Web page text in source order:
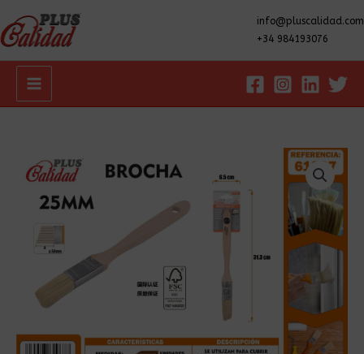
info@pluscalidad.com
+34 984193076
Main